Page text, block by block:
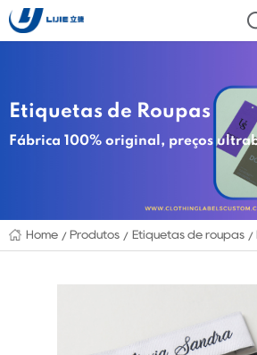
Etiquetas de Roupas
Fábrica 100% original, preços
Home Produtos Etiquetas de roupas